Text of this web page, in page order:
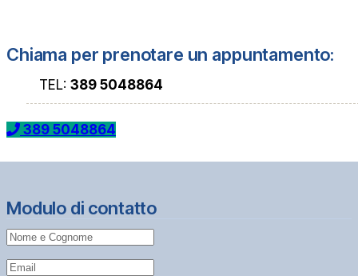
Chiama per prenotare un appuntamento:
TEL: 389 5048864
389 5048864
Modulo di contatto